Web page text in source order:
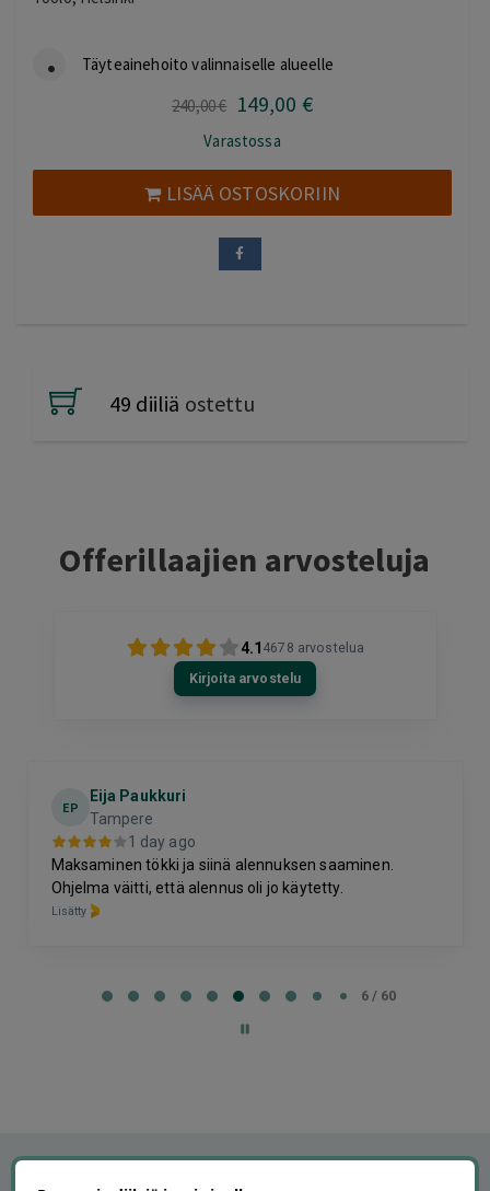
Täyteainehoito valinnaiselle alueelle
240,00€ Alkuperäinen
oli:
240,00 €.
149,00 €Nykyinen
149,00 €.
Varastossa
LISÄÄ OSTOSKORIIN
49 diiliä ostettu
Offerillaajien arvosteluja
4.1 4678 arvostelua
Kirjoita arvostelu
EP
Eija Paukkuri
Tampere
1 day ago
Maksaminen tökki ja siinä alennuksen saaminen.
Ohjelma väitti, että alennus oli jo käytetty.
Lisätty
6 / 60